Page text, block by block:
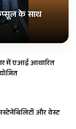
के साथ
में एआई आधारित
और वेस्ट